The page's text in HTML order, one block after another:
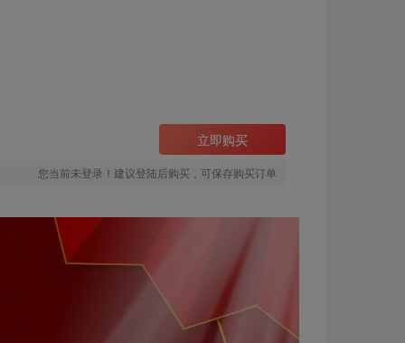
立即购买
您当前未登录！建议登陆后购买，可保存购买订单